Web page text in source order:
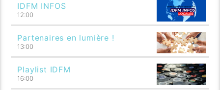
IDFM INFOS
12:00
Partenaires en lumière !
13:00
Playlist IDFM
16:00